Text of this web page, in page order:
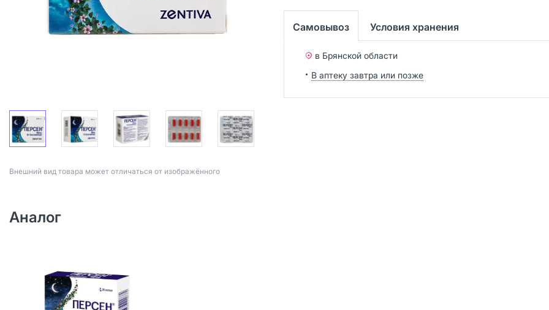
Bнешний вид товара может отличаться от изображённого
Самовывоз Условия хранения
в Брянской области
В аптеку завтра или позже
Аналог